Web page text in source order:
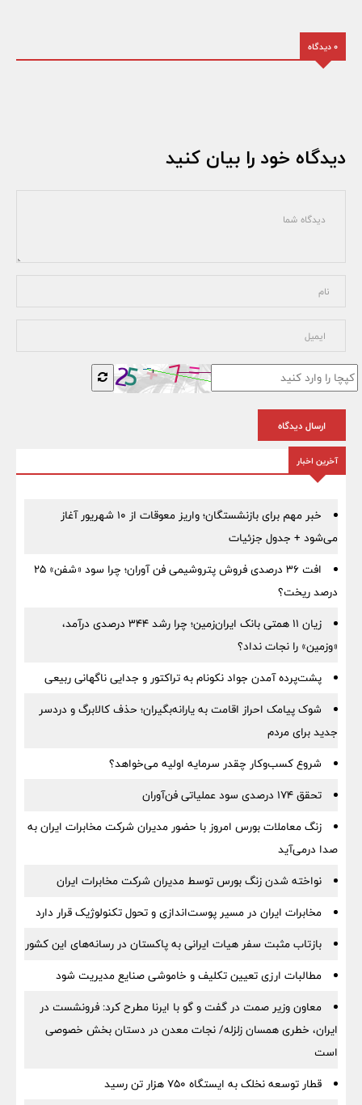
0 دیدگاه
دیدگاه خود را بیان کنید
ارسال دیدگاه
آخرین اخبار
خبر مهم برای بازنشستگان؛ واریز معوقات از ۱۰ شهریور آغاز
می‌شود + جدول جزئیات
افت ۳۶ درصدی فروش پتروشیمی فن آوران؛ چرا سود «شفن» ۲۵
درصد ریخت؟
زیان ۱۱ همتی بانک ایران‌زمین؛ چرا رشد ۳۴۴ درصدی درآمد،
«وزمین» را نجات نداد؟
پشت‌پرده آمدن جواد نکونام به تراکتور و جدایی ناگهانی ربیعی
شوک پیامک احراز اقامت به یارانه‌بگیران؛ حذف کالابرگ و دردسر
جدید برای مردم
شروع کسب‌وکار چقدر سرمایه اولیه می‌خواهد؟
تحقق ۱۷۴ درصدی سود عملیاتی فن‌آوران
زنگ معاملات بورس امروز با حضور مدیران شرکت مخابرات ایران به
صدا درمی‌آید
نواخته شدن زنگ بورس توسط مدیران شرکت مخابرات ایران
مخابرات ایران در مسیر پوست‌اندازی و تحول تکنولوژیک قرار دارد
بازتاب مثبت سفر هیات ایرانی به پاکستان در رسانه‌های این کشور
مطالبات ارزی تعیین تکلیف و خاموشی صنایع مدیریت شود
معاون وزیر صمت در گفت و گو با ایرنا مطرح کرد: فرونشست در
ایران، خطری همسان زلزله/ نجات معدن در دستان بخش خصوصی
است
قطار توسعه نخلک به ایستگاه ۷۵۰ هزار تن رسید